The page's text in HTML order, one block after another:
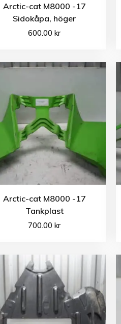
Arctic-cat M8000 -17
Sidokåpa, höger
600.00kr
Arctic-cat M8000 -17
Tankplast
700.00kr